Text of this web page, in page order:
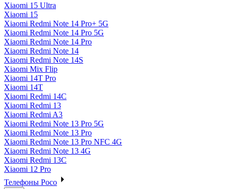
Xiaomi 15 Ultra
Xiaomi 15
Xiaomi Redmi Note 14 Pro+ 5G
Xiaomi Redmi Note 14 Pro 5G
Xiaomi Redmi Note 14 Pro
Xiaomi Redmi Note 14
Xiaomi Redmi Note 14S
Xiaomi Mix Flip
Xiaomi 14T Pro
Xiaomi 14T
Xiaomi Redmi 14C
Xiaomi Redmi 13
Xiaomi Redmi A3
Xiaomi Redmi Note 13 Pro 5G
Xiaomi Redmi Note 13 Pro
Xiaomi Redmi Note 13 Pro NFC 4G
Xiaomi Redmi Note 13 4G
Xiaomi Redmi 13C
Xiaomi 12 Pro
Телефоны Poco